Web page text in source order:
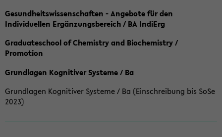
Gesundheitswissenschaften - Angebote für den
Individuellen Ergänzungsbereich / BA IndiErg
Graduateschool of Chemistry and Biochemistry /
Promotion
Grundlagen Kognitiver Systeme / Ba
Grundlagen Kognitiver Systeme / Ba (Einschreibung bis SoSe
2023)